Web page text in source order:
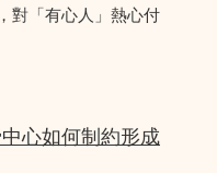
對「有心人」熱心付
心如何制約形成